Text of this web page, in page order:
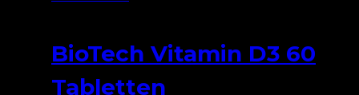
BioTech Vitamin D3 60
Tabletten